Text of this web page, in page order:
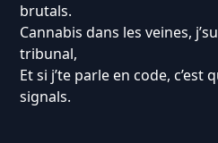
brutals.
Cannabis dans les veines,
tribunal,
Et si j’te parle en code, c’est
signals.